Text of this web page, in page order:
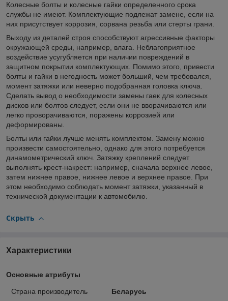
Колесные болты и колесные гайки определенного срока
службы не имеют. Комплектующие подлежат замене, если на
них присутствует коррозия, сорвана резьба или стерты грани.
Выходу из деталей строя способствуют агрессивные факторы
окружающей среды, например, влага. Неблагоприятное
воздействие усугубляется при наличии повреждений в
защитном покрытии комплектующих. Помимо этого, привести
болты и гайки в негодность может больший, чем требовался,
момент затяжки или неверно подобранная головка ключа.
Сделать вывод о необходимости замены гаек для колесных
дисков или болтов следует, если они не вворачиваются или
легко проворачиваются, поражены коррозией или
деформированы.
Болты или гайки лучше менять комплектом. Замену можно
произвести самостоятельно, однако для этого потребуется
динамометрический ключ. Затяжку креплений следует
выполнять крест-накрест: например, сначала верхнее левое,
затем нижнее правое, нижнее левое и верхнее правое. При
этом необходимо соблюдать момент затяжки, указанный в
технической документации к автомобилю.
Скрыть
Характеристики
Основные атрибуты
Страна производитель
Беларусь